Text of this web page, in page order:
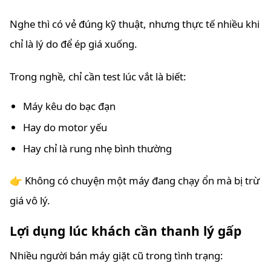
Nghe thì có vẻ đúng kỹ thuật, nhưng thực tế nhiều khi
chỉ là lý do để ép giá xuống.
Trong nghề, chỉ cần test lúc vắt là biết:
Máy kêu do bạc đạn
Hay do motor yếu
Hay chỉ là rung nhẹ bình thường
👉 Không có chuyện một máy đang chạy ổn mà bị trừ
giá vô lý.
Lợi dụng lúc khách cần thanh lý gấp
Nhiều người bán máy giặt cũ trong tình trạng: